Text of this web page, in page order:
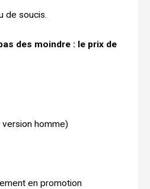
de soucis.
des moindre : le prix de
homme)
en promotion